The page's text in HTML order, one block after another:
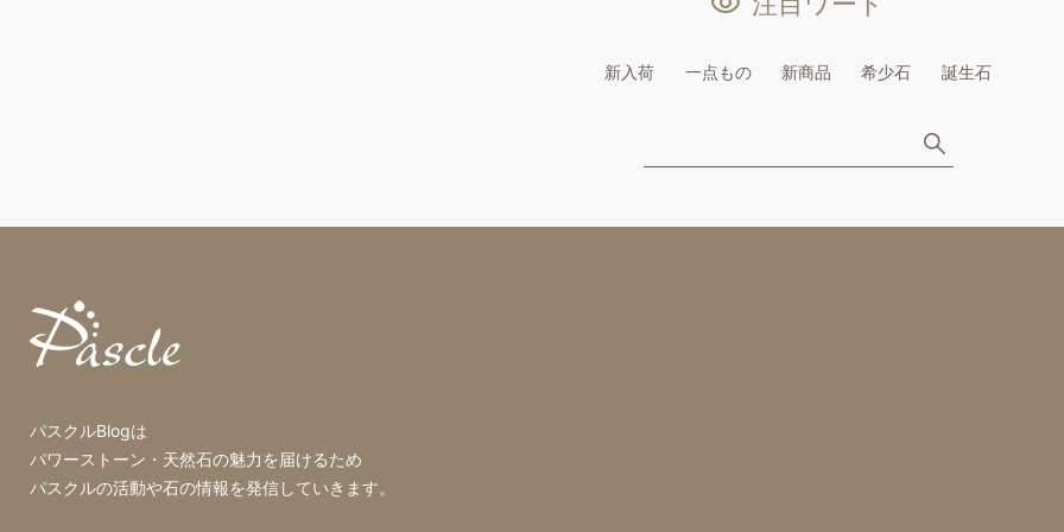
新入荷 一点もの 新商品 希少石 誕生石
パスクルBlogは
パワーストーン・天然石の魅力を届けるため
パスクルの活動や石の情報を発信していきます。